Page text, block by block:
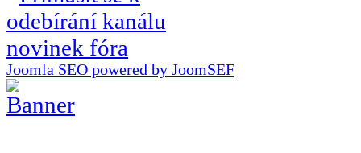
Joomla SEO powered by JoomSEF